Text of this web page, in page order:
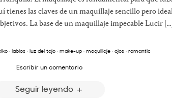
tienes las claves de un maquillaje sencillo pero
La base de un maquillaje impecable Lucir […]
· labios· luz del tajo· make-up· maquillaje· ojos· romantic
Escribir un comentario
Seguir leyendo